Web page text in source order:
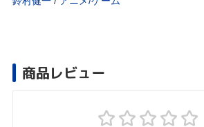
商品レビュー